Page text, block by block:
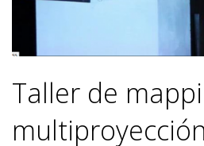
Taller de